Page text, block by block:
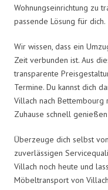
Wohnungseinrichtung zu
passende Lösung für dich.
Wir wissen, dass ein
Zeit verbunden ist. Aus
transparente
Termine. Du kannst dich
Villach nach
Zuhause schnell genießen
Überzeuge dich selbst
zuverlässigen
Villach noch heute und
Möbeltransport von